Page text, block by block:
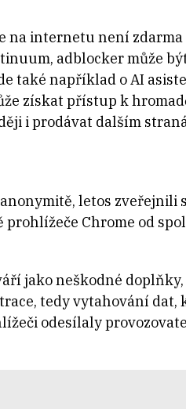
na internetu není
adblocker může
také například o AI
získat přístup k
i prodávat dalším
letos zveřejnili
Chrome od
jako neškodné
tedy vytahování
odesílaly